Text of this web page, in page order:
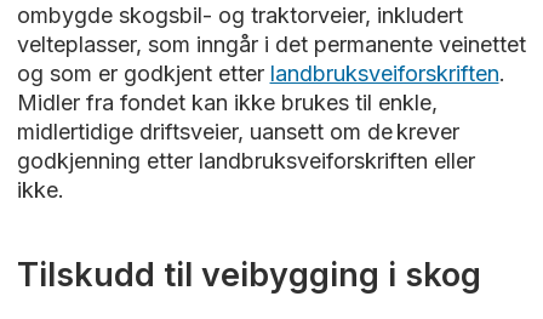
ombygde skogsbil- og traktorveier, inkludert
velteplasser, som inngår i det permanente veinettet
og som er godkjent etter landbruksveiforskriften.
Midler fra fondet kan ikke brukes til enkle,
midlertidige driftsveier, uansett om de krever
godkjenning etter landbruksveiforskriften eller
ikke.
Tilskudd til veibygging i skog